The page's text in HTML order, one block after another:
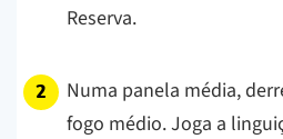
Reserva.
Numa panela média,
fogo médio. Joga a